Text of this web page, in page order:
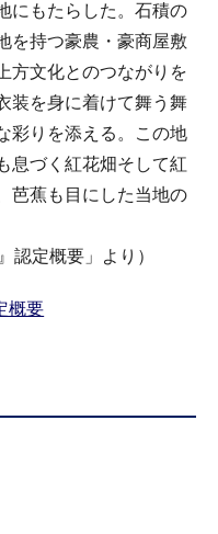
にもたらした。石積の
を持つ豪農・豪商屋敷
方文化とのつながりを
装を身に着けて舞う舞
彩りを添える。この地
息づく紅花畑そして紅
芭蕉も目にした当地の
認定概要」より）
概要